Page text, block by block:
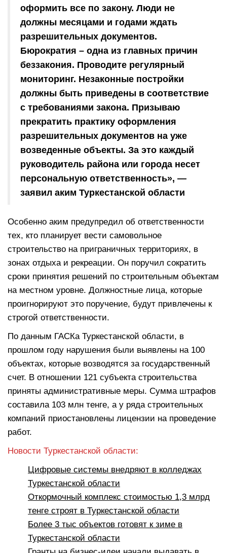
оформить все по закону. Люди не
должны месяцами и годами ждать
разрешительных документов.
Бюрократия – одна из главных причин
беззакония. Проводите регулярный
мониторинг. Незаконные постройки
должны быть приведены в соответствие
с требованиями закона. Призываю
прекратить практику оформления
разрешительных документов на уже
возведенные объекты. За это каждый
руководитель района или города несет
персональную ответственность», —
заявил аким Туркестанской области
Особенно аким предупредил об ответственности
тех, кто планирует вести самовольное
строительство на приграничных территориях, в
зонах отдыха и рекреации. Он поручил сократить
сроки принятия решений по строительным объектам
на местном уровне. Должностные лица, которые
проигнорируют это поручение, будут привлечены к
строгой ответственности.
По данным ГАСКа Туркестанской области, в
прошлом году нарушения были выявлены на 100
объектах, которые возводятся за государственный
счет. В отношении 121 субъекта строительства
приняты административные меры. Сумма штрафов
составила 103 млн тенге, а у ряда строительных
компаний приостановлены лицензии на проведение
работ.
Новости Туркестанской области:
Цифровые системы внедряют в колледжах
Туркестанской области
Откормочный комплекс стоимостью 1,3 млрд
тенге строят в Туркестанской области
Более 3 тыс объектов готовят к зиме в
Туркестанской области